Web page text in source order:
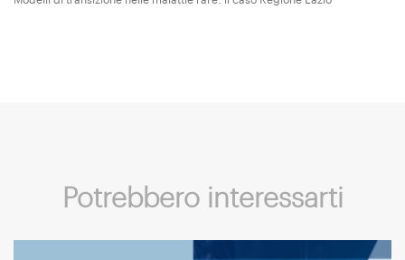
Potrebbero interessarti